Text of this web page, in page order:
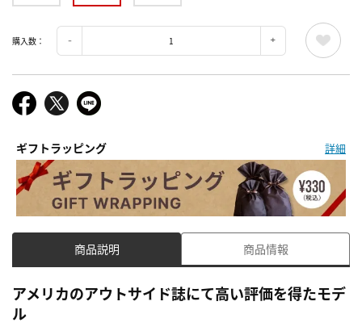
購入数：
ギフトラッピング 詳細
商品説明 商品情報
アメリカのアウトサイド誌にて高い評価を得たモデ
ル